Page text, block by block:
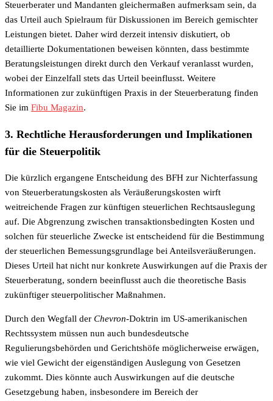
Steuerberater und Mandanten gleichermaßen aufmerksam sein, da
das Urteil auch Spielraum für Diskussionen im Bereich gemischter
Leistungen bietet. Daher wird derzeit intensiv diskutiert, ob
detaillierte Dokumentationen beweisen könnten, dass bestimmte
Beratungsleistungen direkt durch den Verkauf veranlasst wurden,
wobei der Einzelfall stets das Urteil beeinflusst. Weitere
Informationen zur zukünftigen Praxis in der Steuerberatung finden
Sie im Fibu Magazin.
3. Rechtliche Herausforderungen und Implikationen
für die Steuerpolitik
Die kürzlich ergangene Entscheidung des BFH zur Nichterfassung
von Steuerberatungskosten als Veräußerungskosten wirft
weitreichende Fragen zur künftigen steuerlichen Rechtsauslegung
auf. Die Abgrenzung zwischen transaktionsbedingten Kosten und
solchen für steuerliche Zwecke ist entscheidend für die Bestimmung
der steuerlichen Bemessungsgrundlage bei Anteilsveräußerungen.
Dieses Urteil hat nicht nur konkrete Auswirkungen auf die Praxis der
Steuerberatung, sondern beeinflusst auch die theoretische Basis
zukünftiger steuerpolitischer Maßnahmen.
Durch den Wegfall der Chevron-Doktrin im US-amerikanischen
Rechtssystem müssen nun auch bundesdeutsche
Regulierungsbehörden und Gerichtshöfe möglicherweise erwägen,
wie viel Gewicht der eigenständigen Auslegung von Gesetzen
zukommt. Dies könnte auch Auswirkungen auf die deutsche
Gesetzgebung haben, insbesondere im Bereich der